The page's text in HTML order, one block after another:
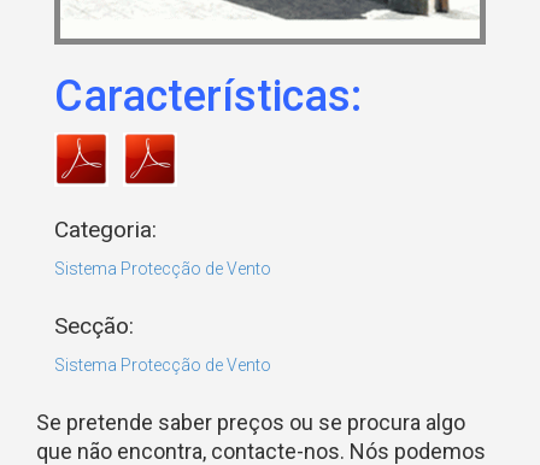
Características:
Categoria:
Sistema Protecção de Vento
Secção:
Sistema Protecção de Vento
Se pretende saber preços ou se procura algo
que não encontra, contacte-nos. Nós podemos